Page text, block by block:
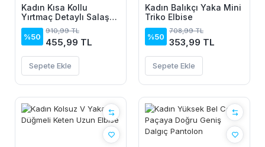
Kadın Kısa Kollu
Yırtmaç Detaylı Salaş
Viskon Elbise
%50
910,99 TL
455,99 TL
Sepete Ekle
Kadın Balıkçı Yaka Mini
Triko Elbise
%50
708,99 TL
353,99 TL
Sepete Ekle